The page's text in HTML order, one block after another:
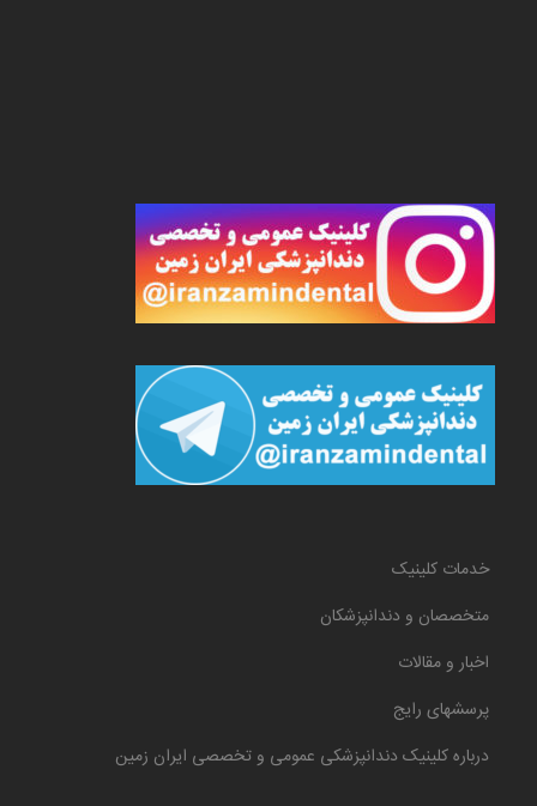
خدمات کلینیک
متخصصان و دندانپزشکان
اخبار و مقالات
پرسشهای رایج
درباره کلینیک دندانپزشکی عمومی و تخصصی ایران زمین